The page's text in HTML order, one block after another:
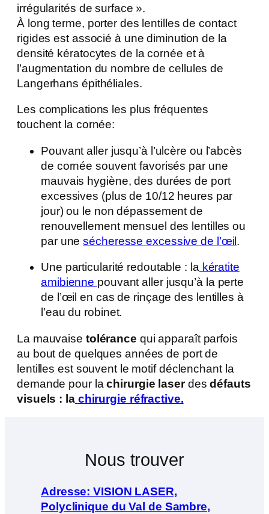
irrégularités de surface ».
À long terme, porter des lentilles de contact
rigides est associé à une diminution de la
densité kératocytes de la cornée et à
l’augmentation du nombre de cellules de
Langerhans épithéliales.
Les complications les plus fréquentes
touchent la cornée:
Pouvant aller jusqu’à l’ulcère ou l’abcès
de cornée souvent favorisés par une
mauvais hygiène, des durées de port
excessives (plus de 10/12 heures par
jour) ou le non dépassement de
renouvellement mensuel des lentilles ou
par unesécheresse excessive de l’œil.
Une particularité redoutable : la kératite
amibienne pouvant aller jusqu’à la perte
de l’œil en cas de rinçage des lentilles à
l’eau du robinet.
La mauvaise tolérance qui apparaît parfois
au bout de quelques années de port de
lentilles est souvent le motif déclenchant la
demande pour lachirurgie laserdesdéfauts
visuels : la chirurgie réfractive.
Nous trouver
Adresse: VISION LASER,
Polyclinique du Val de Sambre,